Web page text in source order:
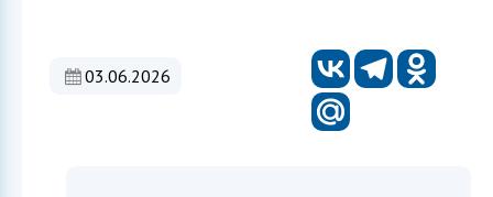
03.06.2026